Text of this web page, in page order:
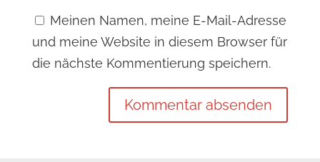
Meinen Namen, meine E-Mail-Adresse
und meine Website in diesem Browser für
die nächste Kommentierung speichern.